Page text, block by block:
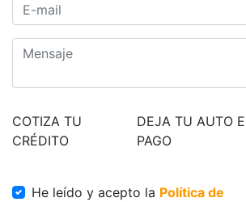
COTIZA TU
CRÉDITO
DEJA TU AUTO
PAGO
He leído y acepto la Política de